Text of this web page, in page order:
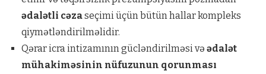
ədalətli cəzaseçimi üçün bütün hallar kompleks
qiymətləndirilməlidir.
Qərar icra intizamının gücləndirilməsi və ədalət
mühakiməsinin nüfuzunun qorunması